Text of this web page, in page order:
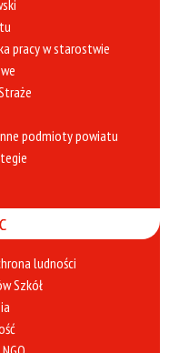
pracy w starostwie
podmioty powiatu
ludności
Szkół